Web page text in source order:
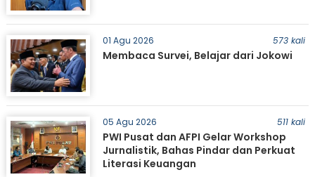
01 Agu 2026 573 kali
Membaca Survei, Belajar dari Jokowi
05 Agu 2026 511 kali
PWI Pusat dan AFPI Gelar Workshop
Jurnalistik, Bahas Pindar dan Perkuat
Literasi Keuangan